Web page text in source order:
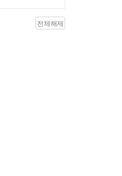
전체해제